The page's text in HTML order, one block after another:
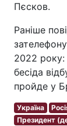
Пєсков.
Раніше
2022 року:
бесіда
пройде у
Україна
Президент